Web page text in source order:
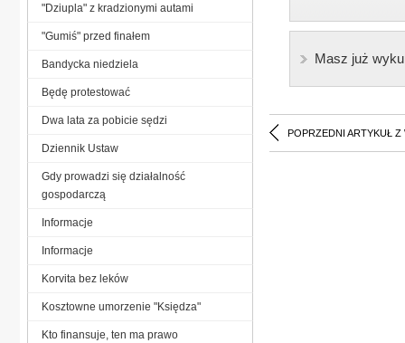
Masz już
POPRZEDNI ARTYKUŁ Z
"Dziupla" z kradzionymi autami
"Gumiś" przed finałem
Bandycka niedziela
Będę protestować
Dwa lata za pobicie sędzi
Dziennik Ustaw
Gdy prowadzi się działalność
gospodarczą
Informacje
Informacje
Korvita bez leków
Kosztowne umorzenie "Księdza"
Kto finansuje, ten ma prawo